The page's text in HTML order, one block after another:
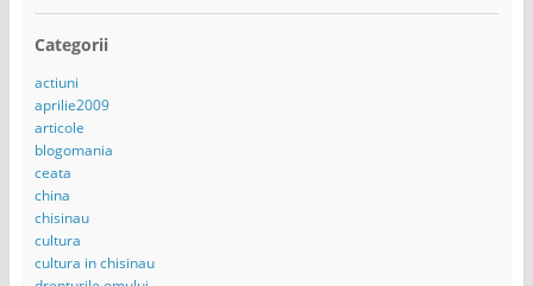
Categorii
actiuni
aprilie2009
articole
blogomania
ceata
china
chisinau
cultura
cultura in chisinau